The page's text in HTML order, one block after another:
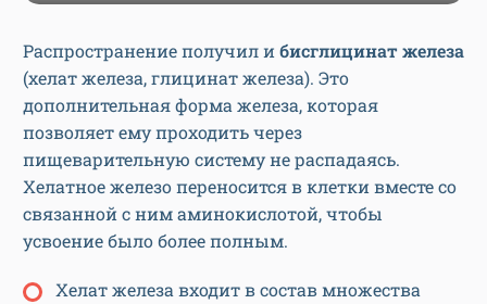
Распространение получил ибисглицинат железа
(хелат железа, глицинат железа). Это
дополнительная форма железа, которая
позволяет ему проходить через
пищеварительную систему не распадаясь.
Хелатное железо переносится в клетки вместе со
связанной с ним аминокислотой, чтобы
усвоение было более полным.
Хелат железа входит в состав множества